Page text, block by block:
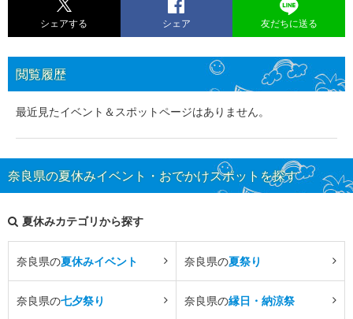
シェアする シェア 友だちに送る
閲覧履歴
最近見たイベント＆スポットページはありません。
奈良県の夏休みイベント・おでかけスポットを探す
夏休みカテゴリから探す
奈良県の夏休みイベント 奈良県の夏祭り
奈良県の七夕祭り 奈良県の縁日・納涼祭